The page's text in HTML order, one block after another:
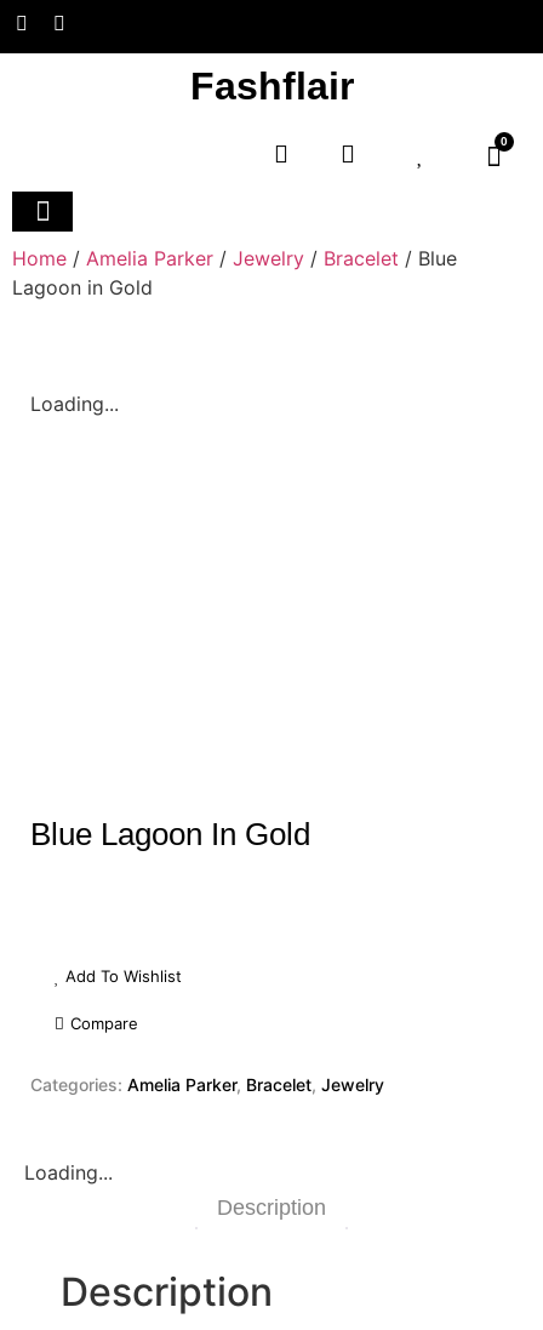
Fashflair
0
Home / Amelia Parker / Jewelry / Bracelet / Blue
Lagoon in Gold
Loading...
Blue Lagoon In Gold
Add To Wishlist
Compare
Categories: Amelia Parker, Bracelet, Jewelry
Loading...
Description
Description